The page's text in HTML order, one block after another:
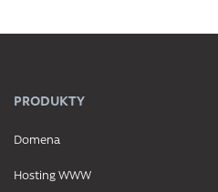
PRODUKTY
Domena
Hosting WWW